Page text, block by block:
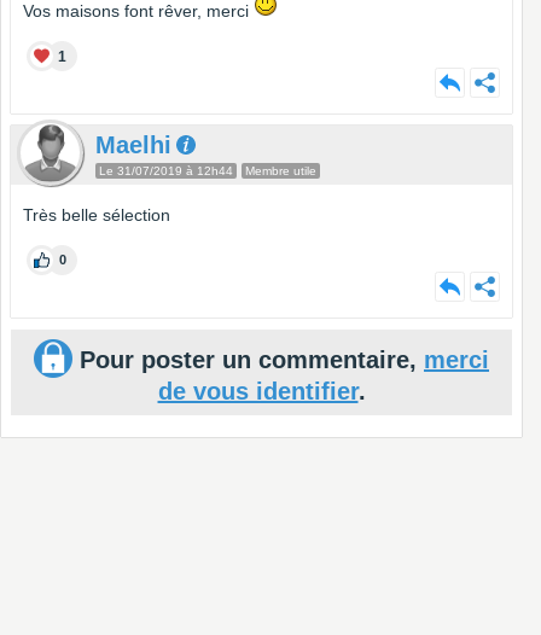
Vos maisons font rêver, merci
1
Maelhi
Le 31/07/2019 à 12h44 Membre utile
Très belle sélection
0
Pour poster un commentaire, merci
de vous identifier.